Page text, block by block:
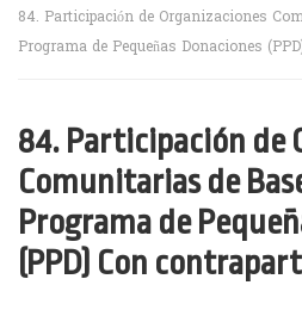
84. Participación de Organizaciones
Programa de Pequeñas Donaciones
84. Participación de
Comunitarias de
Programa de
(PPD) Con